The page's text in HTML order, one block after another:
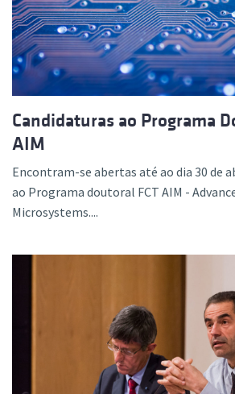
Candidaturas ao Programa
AIM
Encontram-se abertas até ao dia 30 de
ao Programa doutoral FCT AIM -
Microsystems....